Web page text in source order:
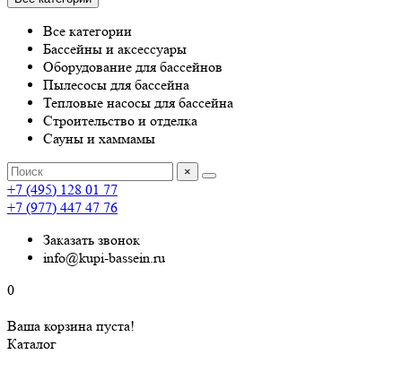
Все категории
Бассейны и аксессуары
Оборудование для бассейнов
Пылесосы для бассейна
Тепловые насосы для бассейна
Строительство и отделка
Сауны и хаммамы
×
+7 (495) 128 01 77
+7 (977) 447 47 76
Заказать звонок
info@kupi-bassein.ru
0
Ваша корзина пуста!
Каталог